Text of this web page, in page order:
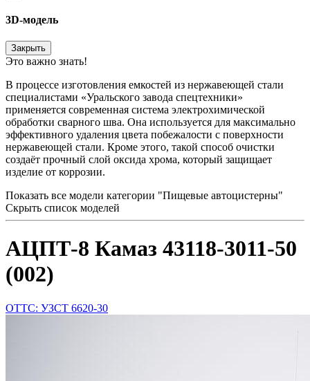
3D-модель
Закрыть
Это важно знать!
В процессе изготовления емкостей из нержавеющей стали
специалистами «Уральского завода спецтехники»
применяется современная система электрохимической
обработки сварного шва. Она используется для максимально
эффективного удаления цвета побежалости с поверхности
нержавеющей стали. Кроме этого, такой способ очистки
создаёт прочный слой оксида хрома, который защищает
изделие от коррозии.
Показать все модели категории "Пищевые автоцистерны"
Скрыть список моделей
АЦПТ-8 Камаз 43118-3011-50
(002)
ОТТС: УЗСТ 6620-30